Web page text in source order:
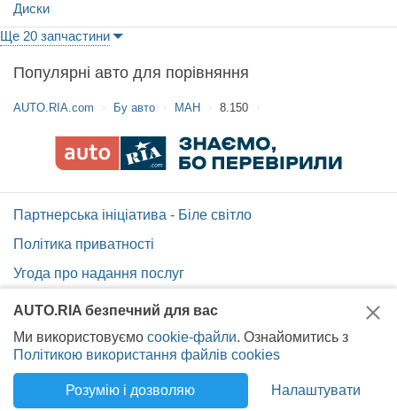
Диски
Ще 20 запчастини
Популярні авто для порівняння
AUTO.RIA.com Бу авто МАН 8.150
Партнерська ініціатива - Біле світло
Політика приватності
Угода про надання послуг
Допомога по сайту AUTO.RIA
Карта сайту
Вакансії AUTO.RIA
© 2014-2026 RIA.com Укр
AUTO.RIA безпечний для вас
Ми використовуємо cookie-файли. Ознайомитись з
Політикою використання файлів cookies
Розумію і дозволяю Налаштувати